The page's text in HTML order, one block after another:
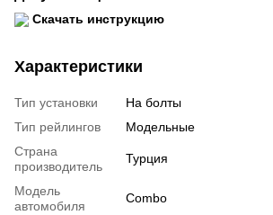
Скачать инструкцию
Характеристики
Тип установки
На болты
Тип рейлингов
Модельные
Страна
производитель
Турция
Модель
автомобиля
Combo